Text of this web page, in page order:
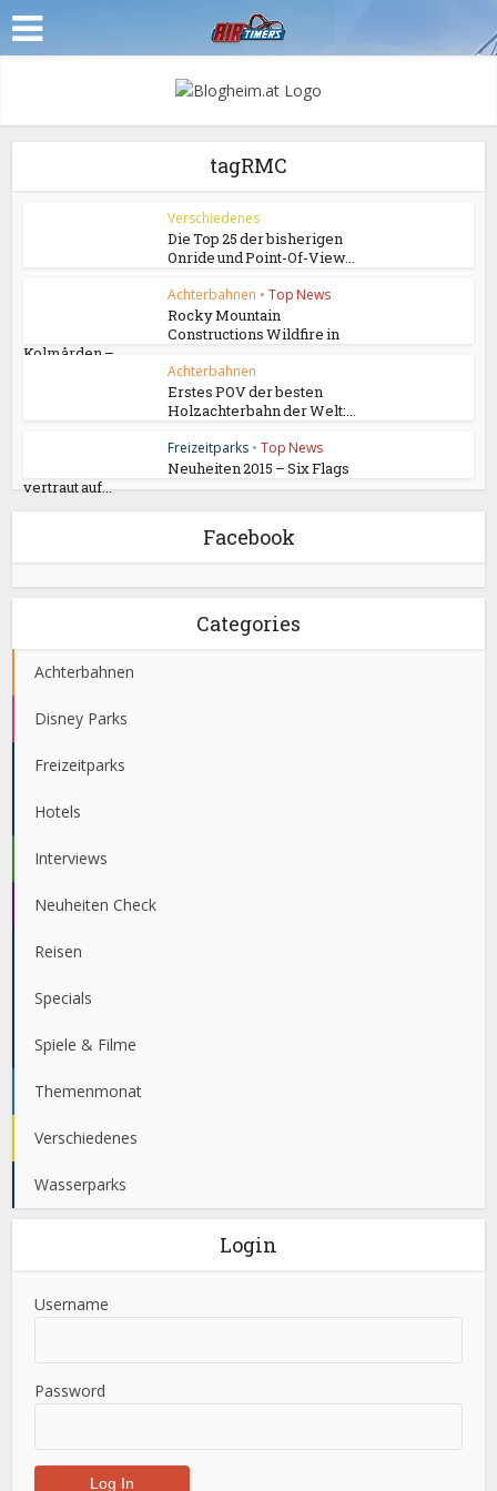
tagRMC
Verschiedenes
Die Top 25 der bisherigen
Onride und Point-Of-View...
Achterbahnen • Top News
Rocky Mountain
Constructions Wildfire in
Kolmården –...
Achterbahnen
Erstes POV der besten
Holzachterbahn der Welt:...
Freizeitparks • Top News
Neuheiten 2015 – Six Flags
vertraut auf...
Facebook
Categories
Achterbahnen
Disney Parks
Freizeitparks
Hotels
Interviews
Neuheiten Check
Reisen
Specials
Spiele & Filme
Themenmonat
Verschiedenes
Wasserparks
Login
Username
Password